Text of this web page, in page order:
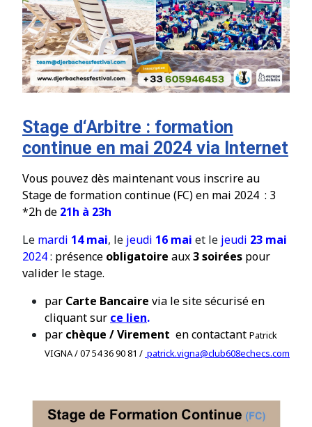
Stage d‘Arbitre : formation
continue en mai 2024 via Internet
Vous pouvez dès maintenant vous inscrire au
Stage de formation continue (FC) en mai 2024 : 3
*2h de 21h à 23h
Le mardi 14 mai, le jeudi 16 mai et le jeudi 23 mai
2024: présence obligatoire aux3 soirées pour
valider le stage.
par Carte Bancaire via le site sécuriséen
cliquant sur ce lien.
par chèque / Virement en contactant Patrick
VIGNA /07 54 36 90 81 / patrick.vigna@club608echecs.com